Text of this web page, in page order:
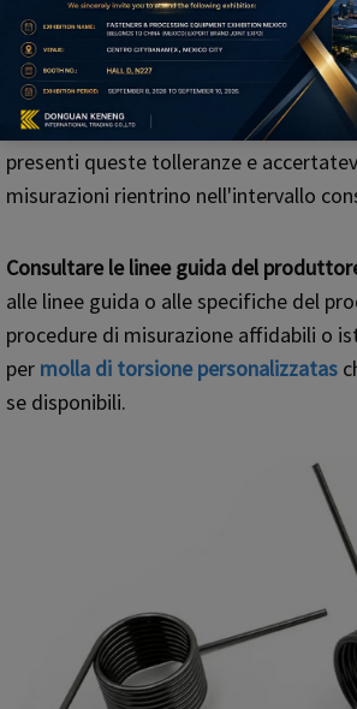
procedura di misurazione.
Tolleranza e variazioni:Le dimensioni
torsione possono essere soggette a
presenti queste tolleranze e
misurazioni rientrino nell'intervallo
Consultare le linee guida del
alle linee guida o alle specifiche del
procedure di misurazione affidabili o
per molla di torsione personalizzatas
se disponibili.